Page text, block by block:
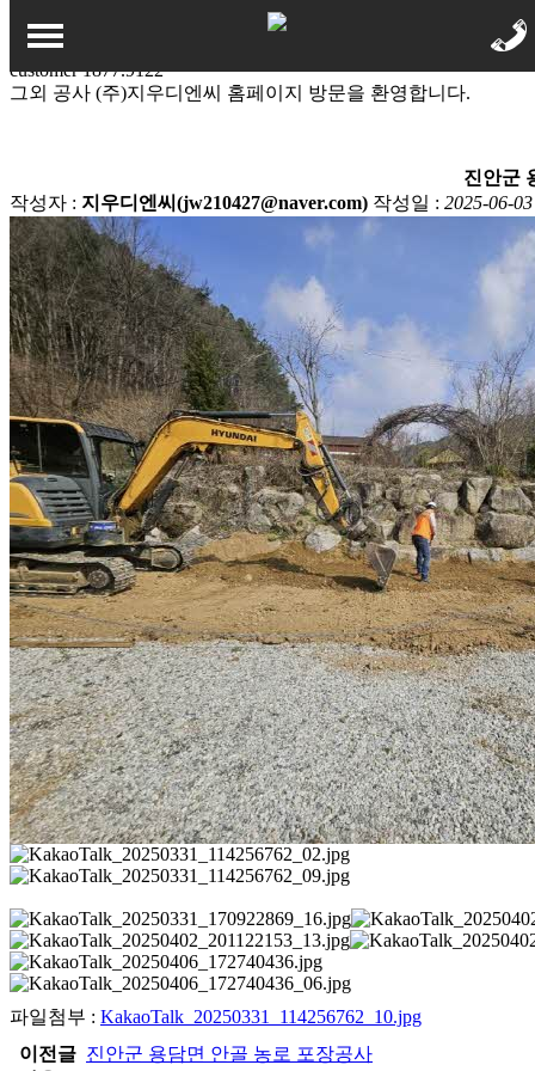
회사소개
회사 연혁
사업영역
시공사례
석면해체 및 철거
그외 공사
견적문의
견적문의
석면해체 및 철거
그외 공사
customer1877.9122
그외 공사 (주)지우디엔씨 홈페이지 방문을 환영합니다.
진안군
작성자 : 지우디엔씨(jw210427@naver.com) 작성일 : 2025-06-03
파일첨부 : KakaoTalk_20250331_114256762_10.jpg
이전글 진안군 용담면 안골 농로 포장공사